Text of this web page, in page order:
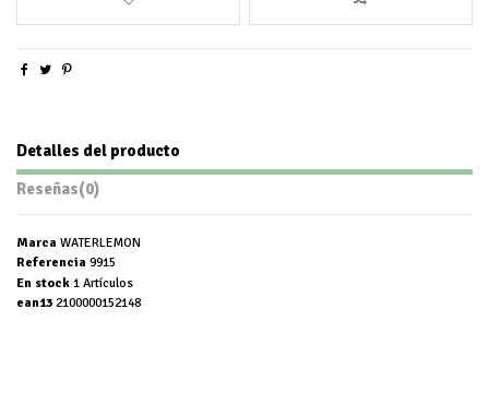
Detalles del producto
Reseñas(0)
Marca WATERLEMON
Referencia 9915
En stock 1 Artículos
ean13 2100000152148